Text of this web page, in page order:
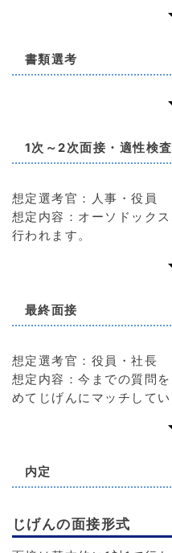
書類選考
1次～2次面接・適性検査
想定選考官：人事・役員
想定内容：オーソドック
行われます。
最終面接
想定選考官：役員・社長
想定内容：今までの質問
めてじげんにマッチして
内定
じげんの面接形式